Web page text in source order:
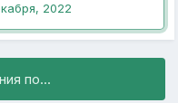
2022
по...